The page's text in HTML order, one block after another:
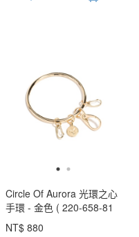
Circle Of Aurora 光環之心
手環 - 金色 ( 220-658-81
) USD$ 30.3
NT$ 880